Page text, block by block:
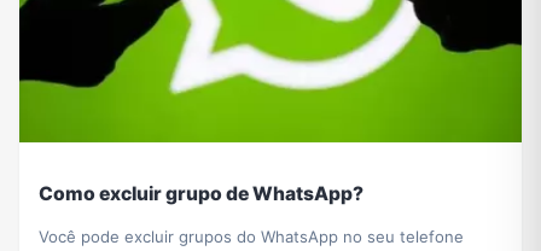
Como excluir grupo de WhatsApp?
Você pode excluir grupos do WhatsApp no ​​seu telefone